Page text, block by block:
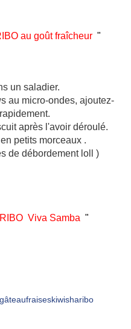
au goût fraîcheur "
un saladier.
au micro-ondes, ajoutez-
après l'avoir déroulé.
petits morceaux .
de débordement loll )
Viva Samba "